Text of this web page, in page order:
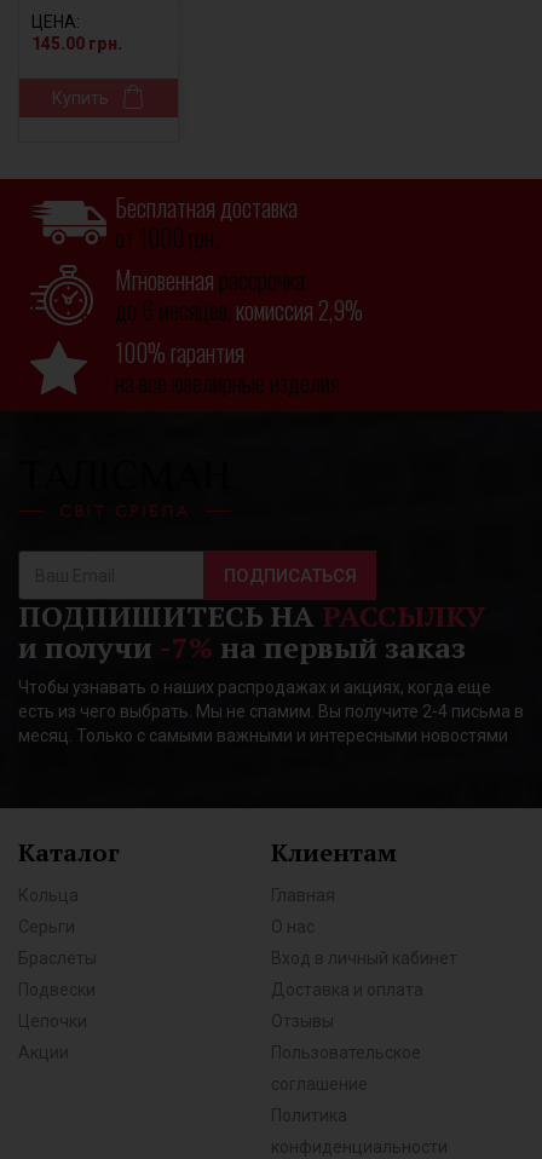
ЦЕНА:
145.00 грн.
Купить
Бесплатная доставка
от 1000 грн.
Мгновенная рассрочка
до 6 месяцев, комиссия 2,9%
100% гарантия
на все ювелирные изделия
ПОДПИСАТЬСЯ
ПОДПИШИТЕСЬ НА РАССЫЛКУ
и получи -7% на первый заказ
Чтобы узнавать о наших распродажах и акциях, когда еще
есть из чего выбрать. Мы не спамим. Вы получите 2-4 письма в
месяц. Только с самыми важными и интересными новостями
Каталог
Кольца
Серьги
Браслеты
Подвески
Цепочки
Акции
Клиентам
Главная
О нас
Вход в личный кабинет
Доставка и оплата
Отзывы
Пользовательское
соглашение
Политика
конфиденциальности